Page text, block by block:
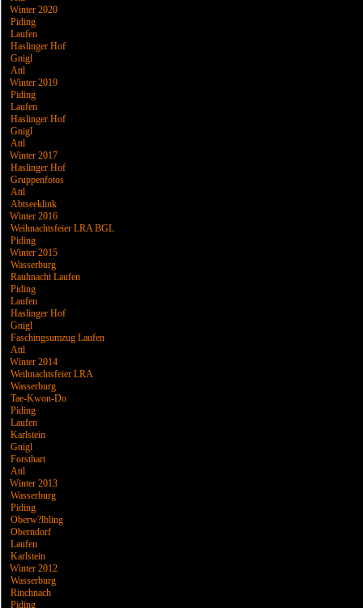
Winter 2020
Piding
Laufen
Haslinger Hof
Gnigl
Attl
Winter 2019
Piding
Laufen
Haslinger Hof
Gnigl
Attl
Winter 2017
Haslinger Hof
Gruppenfotos
Attl
Abtseeklink
Winter 2016
Weihnachtsfeier LRA BGL
Piding
Winter 2015
Wasserburg
Rauhnacht Laufen
Piding
Laufen
Haslinger Hof
Gnigl
Faschingsumzug Laufen
Attl
Winter 2014
Weihnachtsfeier LRA
Wasserburg
Tae-Kwon-Do
Piding
Laufen
Karlstein
Gnigl
Forsthart
Attl
Winter 2013
Wasserburg
Piding
Oberw?lbling
Oberndorf
Laufen
Karlstein
Winter 2012
Wasserburg
Rinchnach
Piding